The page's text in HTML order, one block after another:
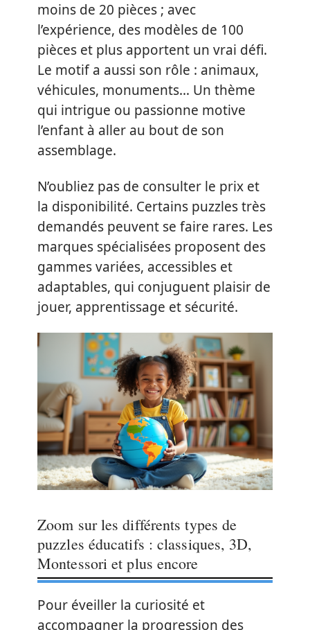
moins de 20 pièces ; avec
l’expérience, des modèles de 100
pièces et plus apportent un vrai défi.
Le motif a aussi son rôle : animaux,
véhicules, monuments… Un thème
qui intrigue ou passionne motive
l’enfant à aller au bout de son
assemblage.
N’oubliez pas de consulter le prix et
la disponibilité. Certains puzzles très
demandés peuvent se faire rares. Les
marques spécialisées proposent des
gammes variées, accessibles et
adaptables, qui conjuguent plaisir de
jouer, apprentissage et sécurité.
Zoom sur les différents types de
puzzles éducatifs : classiques, 3D,
Montessori et plus encore
Pour éveiller la curiosité et
accompagner la progression des